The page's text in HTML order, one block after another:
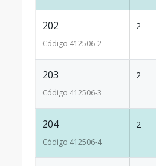
202
Código 412506-2
2
203
Código 412506-3
2
204
Código 412506-4
2